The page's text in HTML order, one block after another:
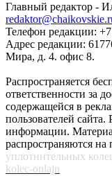
Главный редактор -
Телефон редакции:
Адрес редакции:
Мира, д. 4. офис 8.
Распространяется
ответственности за
содержащейся в
пользователей
информации.
распространяются на
уплотнительных
kolec-onlajn